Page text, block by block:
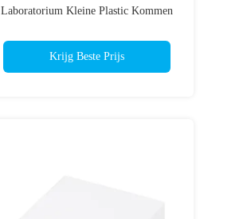
Laboratorium Kleine Plastic Kommen
Krijg Beste Prijs